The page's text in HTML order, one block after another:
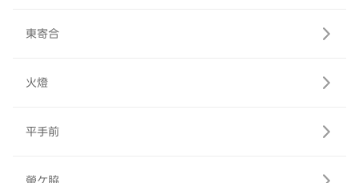
東寄合
火燈
平手前